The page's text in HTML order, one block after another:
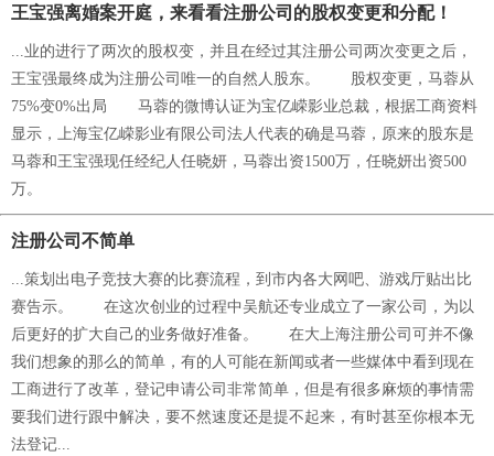
王宝强离婚案开庭，来看看注册公司的股权变更和分配！
...业的进行了两次的股权变，并且在经过其注册公司两次变更之后，
王宝强最终成为注册公司唯一的自然人股东。 股权变更，马蓉从
75%变0%出局 马蓉的微博认证为宝亿嵘影业总裁，根据工商资料
显示，上海宝亿嵘影业有限公司法人代表的确是马蓉，原来的股东是
马蓉和王宝强现任经纪人任晓妍，马蓉出资1500万，任晓妍出资500
万。
注册公司不简单
...策划出电子竞技大赛的比赛流程，到市内各大网吧、游戏厅贴出比
赛告示。 在这次创业的过程中吴航还专业成立了一家公司，为以
后更好的扩大自己的业务做好准备。 在大上海注册公司可并不像
我们想象的那么的简单，有的人可能在新闻或者一些媒体中看到现在
工商进行了改革，登记申请公司非常简单，但是有很多麻烦的事情需
要我们进行跟中解决，要不然速度还是提不起来，有时甚至你根本无
法登记...